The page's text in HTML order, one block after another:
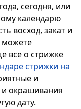
сегодня, или
календарю
восход, закат и
можете
все о стрижке
стрижки на
и
и окрашивания
дату.